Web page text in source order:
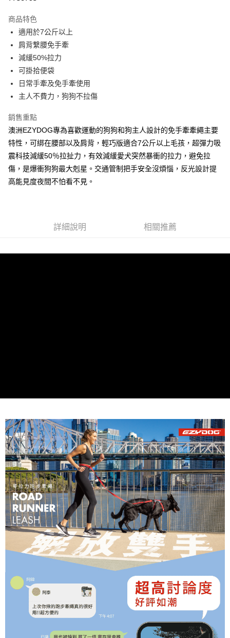
悠遊付
ATM付款
運送方式
全家取貨付款
每筆NT$60，滿NT$899(含以上)免運費
7-11取貨付款
每筆NT$60，滿NT$899(含以上)免運費
宅配
每筆NT$100，滿NT$899(含以上)免運費
離島宅配
商品特色
適用於7公斤以上
肩背繫腰免手牽
減緩50%拉力
可掛拾便袋
日常手牽及免手牽使用
主人不費力，狗狗不拉傷
銷售重點
澳洲EZYDOG專為喜歡運動的狗狗和狗主人設計的免手牽牽繩主要
特性，可綁在腰部以及肩背，輕巧版適合7公斤以上毛孩，超彈力吸
震科技減緩50％拉扯力，有效減緩愛犬突然暴衝的拉力，避免拉
傷，是爆衝狗狗最大剋星。交通管制把手安全沒煩惱，反光設計提
高能見度夜間不怕看不見。
詳細說明 相關推薦